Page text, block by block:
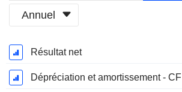
Annuel
Période
Fiscale:
Décembre
Résultat net
Dépréciation et amortissement - CF